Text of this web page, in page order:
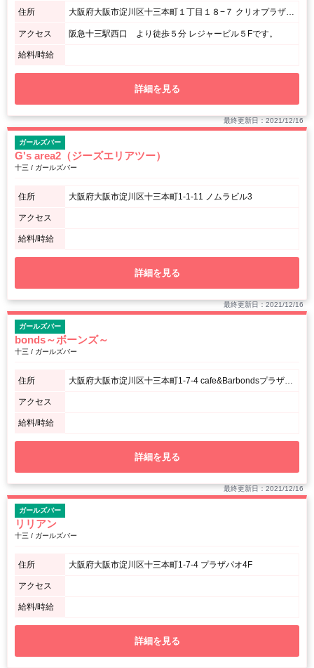
住所 大阪府大阪市淀川区十三本町１丁目１８−７ クリオプラザ十三Part2 ５F
アクセス 阪急十三駅西口 より徒歩５分 レジャービル５Fです。
給料/時給
詳細を見る
最終更新日：2021/12/16
ガールズバー
G's area2（ジーズエリアツー）
十三 / ガールズバー
住所 大阪府大阪市淀川区十三本町1-1-11 ノムラビル3
アクセス
給料/時給
詳細を見る
最終更新日：2021/12/16
ガールズバー
bonds～ボーンズ～
十三 / ガールズバー
住所 大阪府大阪市淀川区十三本町1-7-4 cafe&Barbondsプラザパオ4F
アクセス
給料/時給
詳細を見る
最終更新日：2021/12/16
ガールズバー
リリアン
十三 / ガールズバー
住所 大阪府大阪市淀川区十三本町1-7-4 プラザパオ4F
アクセス
給料/時給
詳細を見る